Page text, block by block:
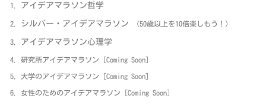
アイデアマラソン哲学
シルバー・アイデアマラソン （50歳以上を10倍楽しもう！）
アイデアマラソン心理学
研究所アイデアマラソン [Coming Soon]
大学のアイデアマラソン [Coming Soon]
女性のためのアイデアマラソン [Coming Soon]